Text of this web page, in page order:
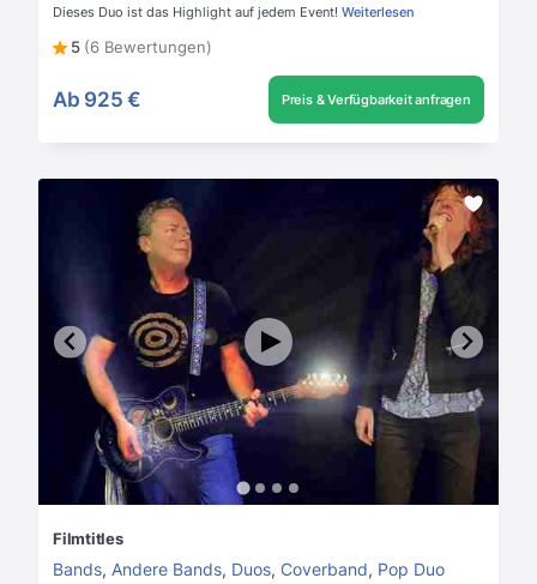
Dieses Duo ist das Highlight auf jedem Event! Weiterlesen
5 (6 Bewertungen)
Ab 925 € Preis & Verfügbarkeit anfragen
Filmtitles
Bands, Andere Bands, Duos, Coverband, Pop Duo